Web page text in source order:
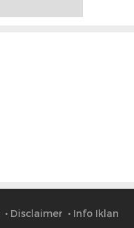
Disclaimer Info Iklan